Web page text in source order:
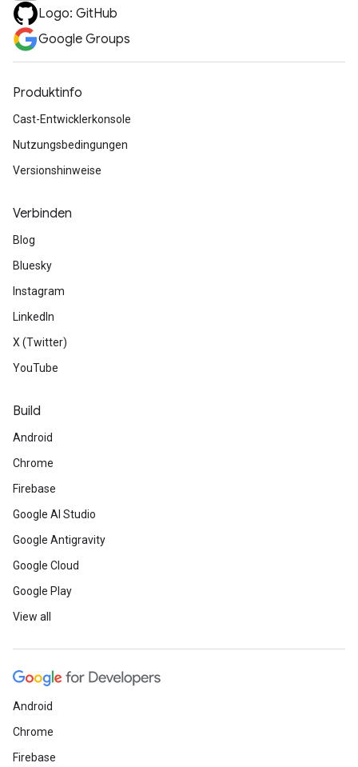
Logo: GitHub
Google Groups
Produktinfo
Cast-Entwicklerkonsole
Nutzungsbedingungen
Versionshinweise
Verbinden
Blog
Bluesky
Instagram
LinkedIn
X (Twitter)
YouTube
Build
Android
Chrome
Firebase
Google AI Studio
Google Antigravity
Google Cloud
Google Play
View all
Android
Chrome
Firebase